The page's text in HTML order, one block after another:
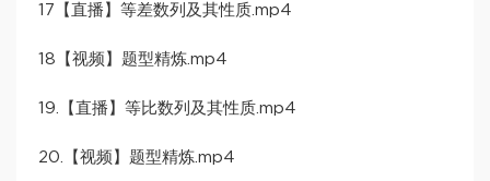
17【直播】等差数列及其性质.mp4
18【视频】题型精炼.mp4
19.【直播】等比数列及其性质.mp4
20.【视频】题型精炼.mp4